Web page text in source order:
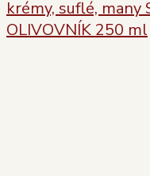
krémy, suflé, many
OLIVOVNÍK 250 ml